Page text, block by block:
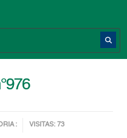
: VISITAS: 73